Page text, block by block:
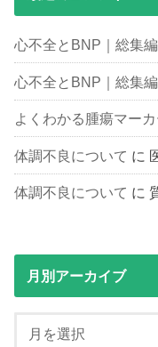
心不全とBNP｜総集編
心不全とBNP｜総集編
よくわかる腫瘍マー
体調不良について に
体調不良について に
月別アーカイブ